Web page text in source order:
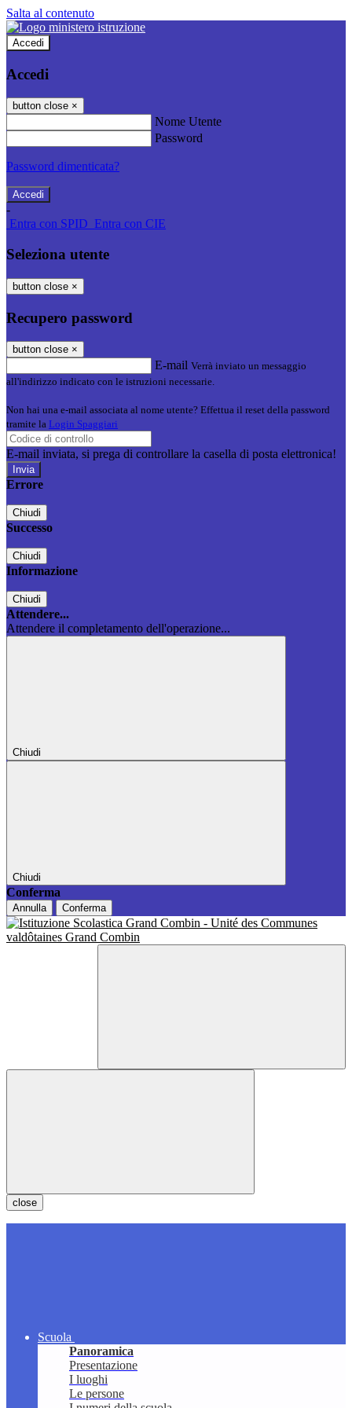
Salta al contenuto
Accedi
Accedi
button close ×
Nome Utente
Password
Password dimenticata?
-
Entra con SPID Entra con CIE
Seleziona utente
button close ×
Recupero password
button close ×
E-mail Verrà inviato un messaggio
all'indirizzo indicato con le istruzioni necessarie.
Non hai una e-mail associata al nome utente? Effettua il reset della password
tramite la Login Spaggiari
E-mail inviata, si prega di controllare la casella di posta elettronica!
Errore
Chiudi
Successo
Chiudi
Informazione
Chiudi
Attendere...
Attendere il completamento dell'operazione...
Chiudi
Chiudi
Conferma
Annulla Conferma
close
Scuola
Panoramica
Presentazione
I luoghi
Le persone